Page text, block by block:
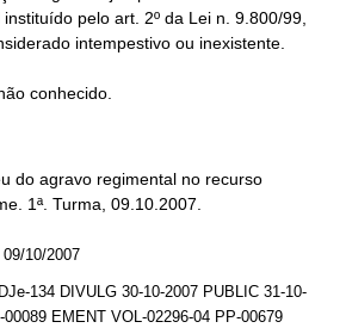
conhecido.
do agravo regimental no recurso
1ª. Turma, 09.10.2007.
09/10/2007
DJe-134 DIVULG 30-10-2007 PUBLIC 31-10-
EMENT VOL-02296-04 PP-00679